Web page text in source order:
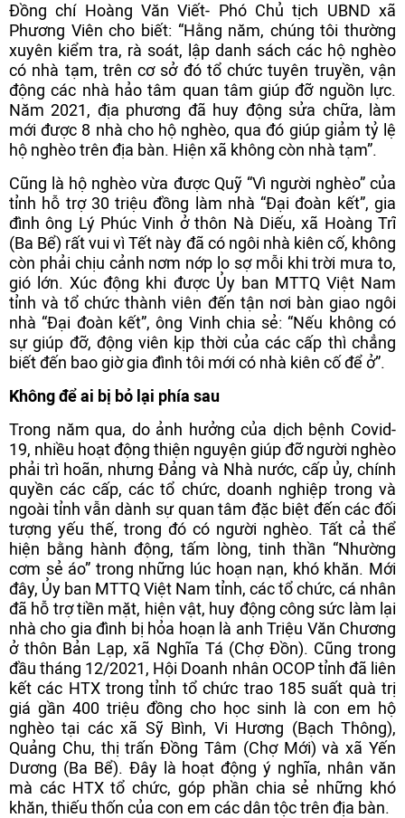
Đồng chí Hoàng Văn Viết- Phó Chủ tịch UBND xã
Phương Viên cho biết: “Hằng năm, chúng tôi thường
xuyên kiểm tra, rà soát, lập danh sách các hộ nghèo
có nhà tạm, trên cơ sở đó tổ chức tuyên truyền, vận
động các nhà hảo tâm quan tâm giúp đỡ nguồn lực.
Năm 2021, địa phương đã huy động sửa chữa, làm
mới được 8 nhà cho hộ nghèo, qua đó giúp giảm tỷ lệ
hộ nghèo trên địa bàn. Hiện xã không còn nhà tạm”.
Cũng là hộ nghèo vừa được Quỹ “Vì người nghèo” của
tỉnh hỗ trợ 30 triệu đồng làm nhà “Đại đoàn kết”, gia
đình ông Lý Phúc Vinh ở thôn Nà Diếu, xã Hoàng Trĩ
(Ba Bể) rất vui vì Tết này đã có ngôi nhà kiên cố, không
còn phải chịu cảnh nơm nớp lo sợ mỗi khi trời mưa to,
gió lớn. Xúc động khi được Ủy ban MTTQ Việt Nam
tỉnh và tổ chức thành viên đến tận nơi bàn giao ngôi
nhà “Đại đoàn kết”, ông Vinh chia sẻ: “Nếu không có
sự giúp đỡ, động viên kịp thời của các cấp thì chẳng
biết đến bao giờ gia đình tôi mới có nhà kiên cố để ở”.
Không để ai bị bỏ lại phía sau
Trong năm qua, do ảnh hưởng của dịch bệnh Covid-
19, nhiều hoạt động thiện nguyện giúp đỡ người nghèo
phải trì hoãn, nhưng Đảng và Nhà nước, cấp ủy, chính
quyền các cấp, các tổ chức, doanh nghiệp trong và
ngoài tỉnh vẫn dành sự quan tâm đặc biệt đến các đối
tượng yếu thế, trong đó có người nghèo. Tất cả thể
hiện bằng hành động, tấm lòng, tinh thần “Nhường
cơm sẻ áo” trong những lúc hoạn nạn, khó khăn. Mới
đây, Ủy ban MTTQ Việt Nam tỉnh, các tổ chức, cá nhân
đã hỗ trợ tiền mặt, hiện vật, huy động công sức làm lại
nhà cho gia đình bị hỏa hoạn là anh Triệu Văn Chương
ở thôn Bản Lạp, xã Nghĩa Tá (Chợ Đồn). Cũng trong
đầu tháng 12/2021, Hội Doanh nhân OCOP tỉnh đã liên
kết các HTX trong tỉnh tổ chức trao 185 suất quà trị
giá gần 400 triệu đồng cho học sinh là con em hộ
nghèo tại các xã Sỹ Bình, Vi Hương (Bạch Thông),
Quảng Chu, thị trấn Đồng Tâm (Chợ Mới) và xã Yến
Dương (Ba Bể). Đây là hoạt động ý nghĩa, nhân văn
mà các HTX tổ chức, góp phần chia sẻ những khó
khăn, thiếu thốn của con em các dân tộc trên địa bàn.